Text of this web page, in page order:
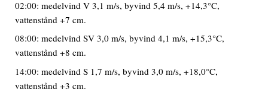
02:00: medelvind V 3,1 m/s, byvind 5,4 m/s, +14,3°C,
vattenstånd +7 cm.
08:00: medelvind SV 3,0 m/s, byvind 4,1 m/s, +15,3°C,
vattenstånd +8 cm.
14:00: medelvind S 1,7 m/s, byvind 3,0 m/s, +18,0°C,
vattenstånd +3 cm.